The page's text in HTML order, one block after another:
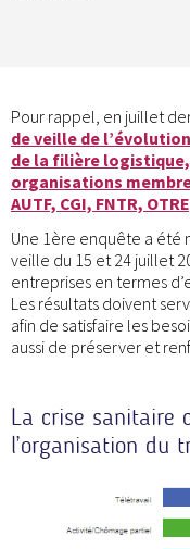
Pour rappel, en juillet
de veille de
de la filière logistique,
organisations
AUTF, CGI, FNTR,
Une 1ère enquête a
veille du 15 et 24 juillet
entreprises en termes
Les résultats doivent
afin de satisfaire les
aussi de préserver et
La crise sanitaire
l’organisation du